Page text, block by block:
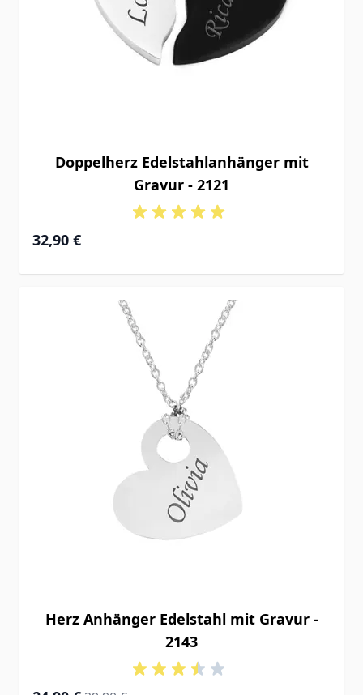
Doppelherz Edelstahlanhänger mit
Gravur - 2121
32,90 €
Herz Anhänger Edelstahl mit Gravur -
2143
Special PriceRegular Price